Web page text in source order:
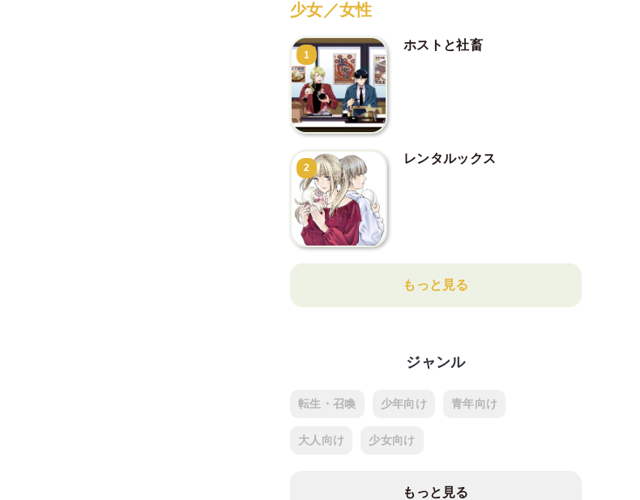
少女／女性
1
ホストと社畜
2
レンタルックス
もっと見る
ジャンル
転生・召喚 少年向け 青年向け
大人向け 少女向け
もっと見る